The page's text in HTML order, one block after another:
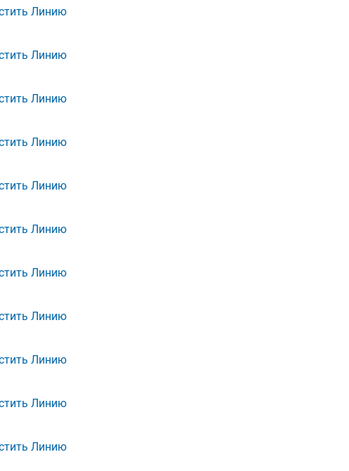
Линию
Линию
Линию
Линию
Линию
Линию
Линию
Линию
Линию
Линию
Линию